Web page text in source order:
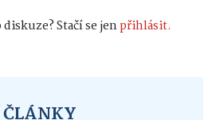
Stačí se jenpřihlásit.
ČLÁNKY